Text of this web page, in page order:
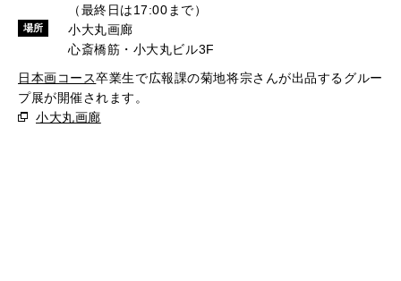
（最終日は17:00まで）
場所
小大丸画廊
心斎橋筋・小大丸ビル3F
日本画コース卒業生で広報課の菊地将宗さんが出品するグルー
プ展が開催されます。
小大丸画廊